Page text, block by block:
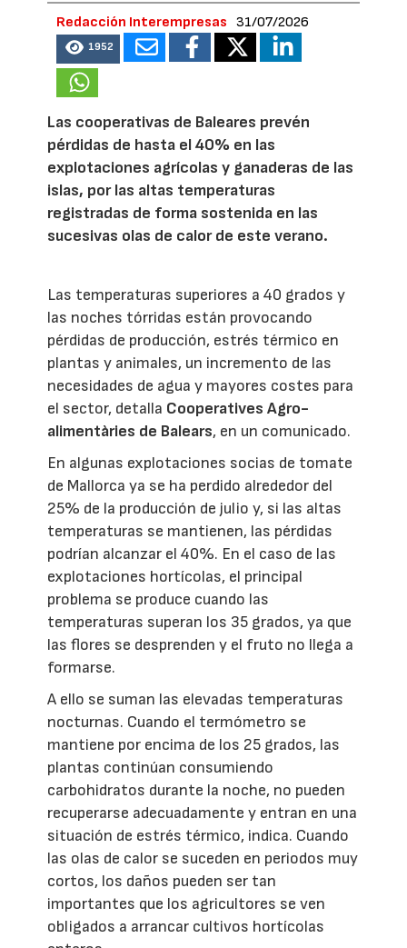
Redacción Interempresas 31/07/2026
1952
Las cooperativas de Baleares prevén
pérdidas de hasta el 40% en las
explotaciones agrícolas y ganaderas de las
islas, por las altas temperaturas
registradas de forma sostenida en las
sucesivas olas de calor de este verano.
Las temperaturas superiores a 40 grados y
las noches tórridas están provocando
pérdidas de producción, estrés térmico en
plantas y animales, un incremento de las
necesidades de agua y mayores costes para
el sector, detalla Cooperatives Agro-
alimentàries de Balears, en un comunicado.
En algunas explotaciones socias de tomate
de Mallorca ya se ha perdido alrededor del
25% de la producción de julio y, si las altas
temperaturas se mantienen, las pérdidas
podrían alcanzar el 40%. En el caso de las
explotaciones hortícolas, el principal
problema se produce cuando las
temperaturas superan los 35 grados, ya que
las flores se desprenden y el fruto no llega a
formarse.
A ello se suman las elevadas temperaturas
nocturnas. Cuando el termómetro se
mantiene por encima de los 25 grados, las
plantas continúan consumiendo
carbohidratos durante la noche, no pueden
recuperarse adecuadamente y entran en una
situación de estrés térmico, indica. Cuando
las olas de calor se suceden en periodos muy
cortos, los daños pueden ser tan
importantes que los agricultores se ven
obligados a arrancar cultivos hortícolas